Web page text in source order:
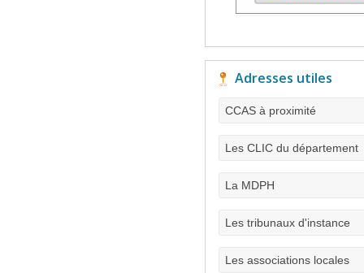
Adresses utiles
CCAS à proximité
Les CLIC du département
La MDPH
Les tribunaux d'instance
Les associations locales